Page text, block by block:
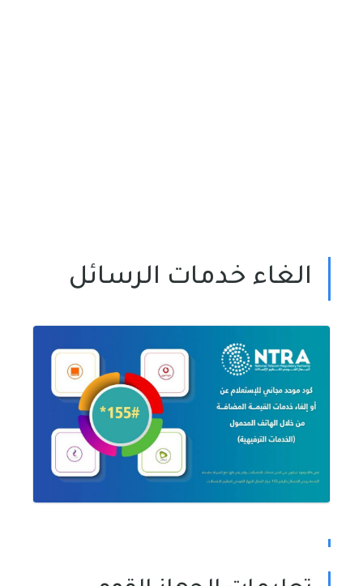
الغاء خدمات الرسائل